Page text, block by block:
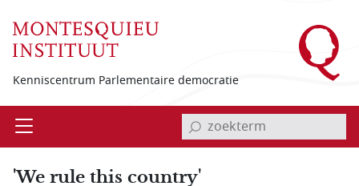
Kenniscentrum Parlementaire democratie
Open invoerveld zoekterm
'We rule this country'